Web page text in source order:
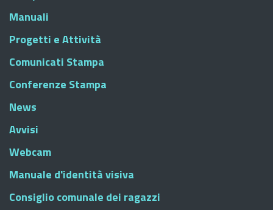
Manuali
Progetti e Attività
Comunicati Stampa
Conferenze Stampa
News
Avvisi
Webcam
Manuale d'identità visiva
Consiglio comunale dei ragazzi